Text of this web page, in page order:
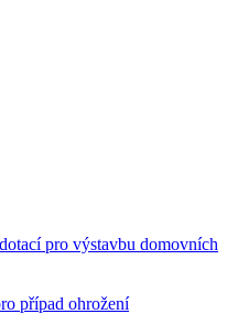
pro výstavbu domovních
případ ohrožení